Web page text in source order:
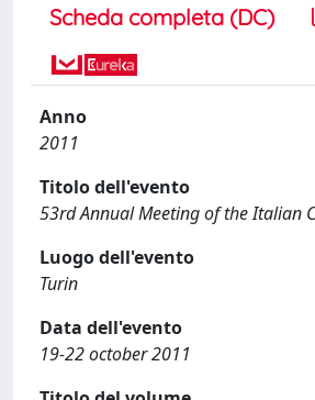
Scheda completa (DC)
Anno
2011
Titolo dell'evento
53rd Annual Meeting of the Italian
Luogo dell'evento
Turin
Data dell'evento
19-22 october 2011